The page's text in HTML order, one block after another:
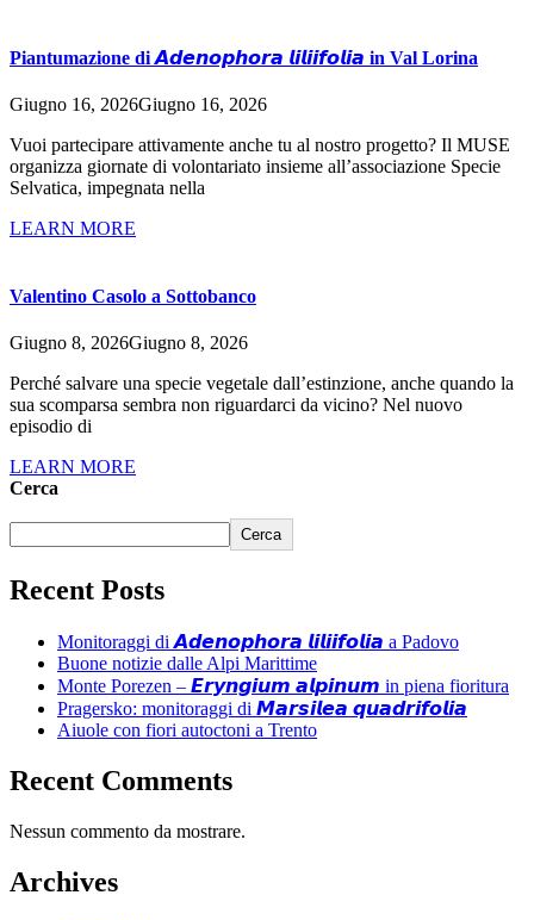
Piantumazione di 𝘼𝙙𝙚𝙣𝙤𝙥𝙝𝙤𝙧𝙖 𝙡𝙞𝙡𝙞𝙞𝙛𝙤𝙡𝙞𝙖 in Val Lorina
Giugno 16, 2026Giugno 16, 2026
Vuoi partecipare attivamente anche tu al nostro progetto? Il MUSE
organizza giornate di volontariato insieme all’associazione Specie
Selvatica, impegnata nella
LEARN MORE
Valentino Casolo a Sottobanco
Giugno 8, 2026Giugno 8, 2026
Perché salvare una specie vegetale dall’estinzione, anche quando la
sua scomparsa sembra non riguardarci da vicino? Nel nuovo
episodio di
LEARN MORE
Cerca
Cerca
Recent Posts
Monitoraggi di 𝘼𝙙𝙚𝙣𝙤𝙥𝙝𝙤𝙧𝙖 𝙡𝙞𝙡𝙞𝙞𝙛𝙤𝙡𝙞𝙖 a Padovo
Buone notizie dalle Alpi Marittime
Monte Porezen – 𝙀𝙧𝙮𝙣𝙜𝙞𝙪𝙢 𝙖𝙡𝙥𝙞𝙣𝙪𝙢 in piena fioritura
Pragersko: monitoraggi di 𝙈𝙖𝙧𝙨𝙞𝙡𝙚𝙖 𝙦𝙪𝙖𝙙𝙧𝙞𝙛𝙤𝙡𝙞𝙖
Aiuole con fiori autoctoni a Trento
Recent Comments
Nessun commento da mostrare.
Archives